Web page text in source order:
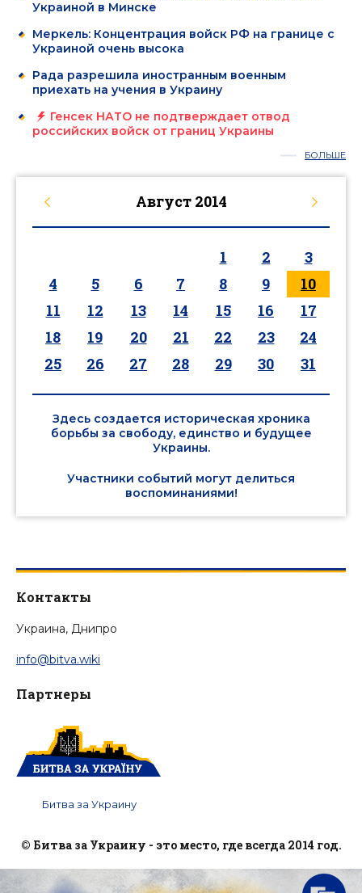
Украиной в Минске
Меркель: Концентрация войск РФ на границе с
Украиной очень высока
Рада разрешила иностранным военным
приехать на учения в Украину
Генсек НАТО не подтверждает отвод
российских войск от границ Украины
БОЛЬШЕ
Август 2014
1 2
3
4
5 6 7 8 9
10
11
12 13 14 15 16
17
18
19 20 21 22 23
24
25
26 27 28 29 30 31
Здесь создается историческая хроника
борьбы за свободу, единство и будущее
Украины.
Участники событий могут делиться
воспоминаниями!
Контакты
Украина, Днипро
info@bitva.wiki
Партнеры
Битва за Украину
© Битва за Украину - это место, где всегда 2014 год.